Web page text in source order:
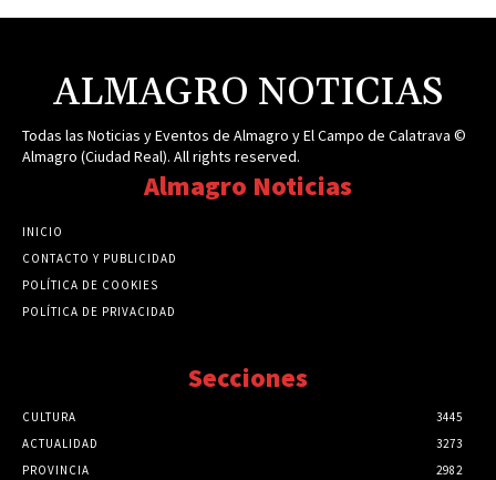
ALMAGRO NOTICIAS
Todas las Noticias y Eventos de Almagro y El Campo de Calatrava ©
Almagro (Ciudad Real). All rights reserved.
Almagro Noticias
INICIO
CONTACTO Y PUBLICIDAD
POLÍTICA DE COOKIES
POLÍTICA DE PRIVACIDAD
Secciones
CULTURA
3445
ACTUALIDAD
3273
PROVINCIA
2982